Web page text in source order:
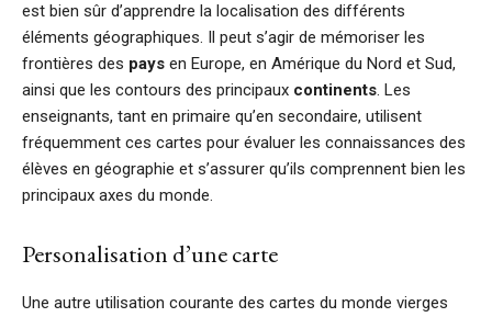
est bien sûr d’apprendre la localisation des différents
éléments géographiques. Il peut s’agir de mémoriser les
frontières des pays en Europe, en Amérique du Nord et Sud,
ainsi que les contours des principaux continents. Les
enseignants, tant en primaire qu’en secondaire, utilisent
fréquemment ces cartes pour évaluer les connaissances des
élèves en géographie et s’assurer qu’ils comprennent bien les
principaux axes du monde.
Personalisation d’une carte
Une autre utilisation courante des cartes du monde vierges